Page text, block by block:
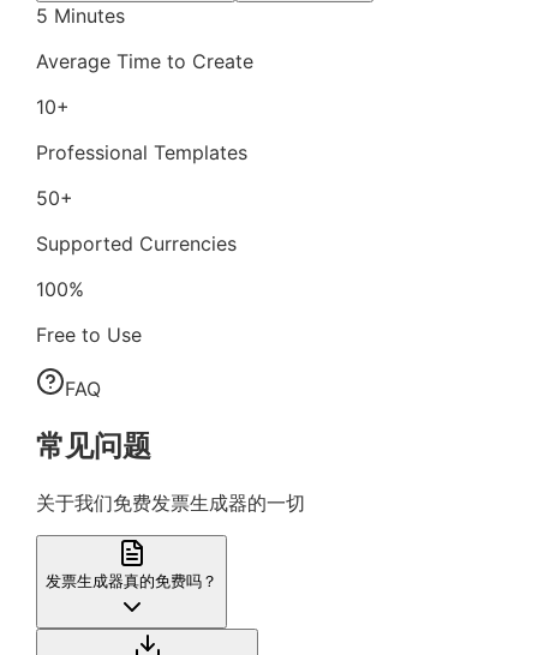
5 Minutes
Average Time to Create
10+
Professional Templates
50+
Supported Currencies
100%
Free to Use
FAQ
常见问题
关于我们免费发票生成器的一切
发票生成器真的免费吗？